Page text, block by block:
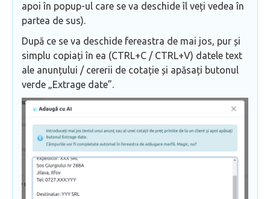
apoi în popup-ul care se va deschide îl veți vedea în
partea de sus).
După ce se va deschide fereastra de mai jos, pur și
simplu copiați în ea (CTRL+C / CTRL+V) datele text
ale anunțului / cererii de cotație și apăsați butonul
verde „Extrage date”.